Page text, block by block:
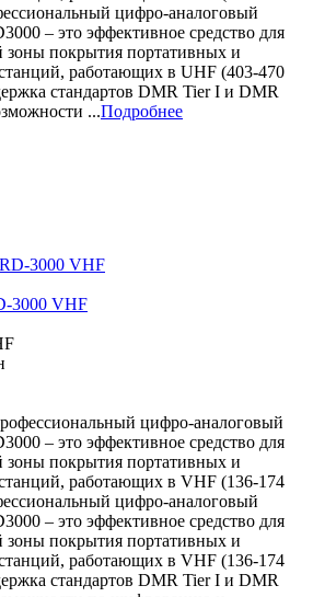
цифро-аналоговый
– это эффективное средство для
зоны покрытия портативных и
работающих в UHF (403-470
стандартов DMR Tier I и DMR
...Подробнее
3000 VHF
цифро-аналоговый
– это эффективное средство для
зоны покрытия портативных и
работающих в VHF (136-174
цифро-аналоговый
– это эффективное средство для
зоны покрытия портативных и
работающих в VHF (136-174
стандартов DMR Tier I и DMR